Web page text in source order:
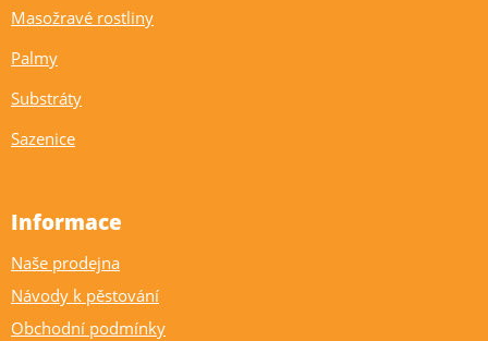
Masožravé rostliny
Palmy
Substráty
Sazenice
Informace
Naše prodejna
Návody k pěstování
Obchodní podmínky